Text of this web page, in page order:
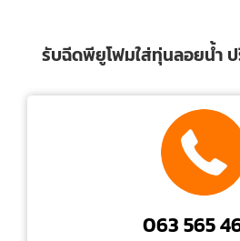
รับฉีดพียูโฟมใส่ทุ่นลอยน้ำ ป
063 565